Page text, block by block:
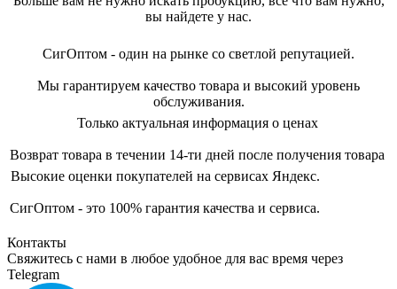
вы найдете у нас.
СигОптом - один на рынке со светлой репутацией.
Мы гарантируем качество товара и высокий уровень
обслуживания.
Только актуальная информация о ценах
Возврат товара в течении 14-ти дней после получения товара
Высокие оценки покупателей на сервисах Яндекс.
СигОптом - это 100% гарантия качества и сервиса.
Контакты
Свяжитесь с нами в любое удобное для вас время через
Telegram